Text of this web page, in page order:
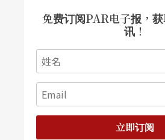
免费订阅PAR电子报，
讯！
立即订阅